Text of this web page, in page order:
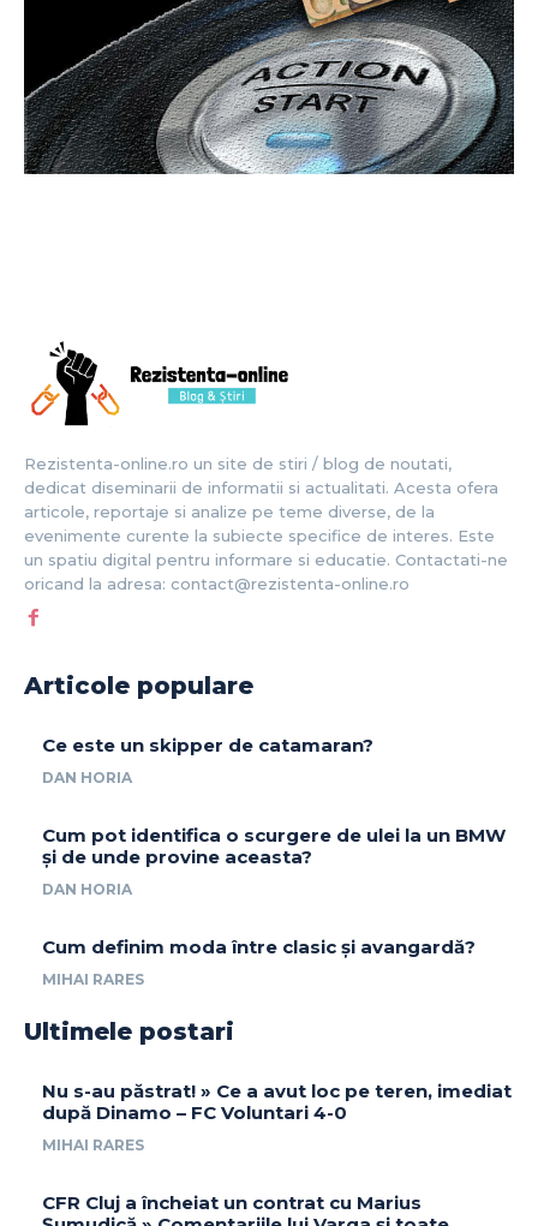
Rezistenta-online.ro un site de stiri / blog de noutati,
dedicat diseminarii de informatii si actualitati. Acesta ofera
articole, reportaje si analize pe teme diverse, de la
evenimente curente la subiecte specifice de interes. Este
un spatiu digital pentru informare si educatie. Contactati-ne
oricand la adresa: contact@rezistenta-online.ro
Articole populare
Ce este un skipper de catamaran?
DAN HORIA
Cum pot identifica o scurgere de ulei la un BMW
și de unde provine aceasta?
DAN HORIA
Cum definim moda între clasic și avangardă?
MIHAI RARES
Ultimele postari
Nu s-au păstrat! » Ce a avut loc pe teren, imediat
după Dinamo – FC Voluntari 4-0
MIHAI RARES
CFR Cluj a încheiat un contrat cu Marius